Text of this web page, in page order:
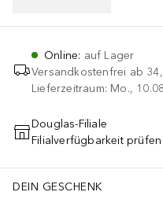
Online: auf Lager
Versandkostenfrei ab
Lieferzeitraum: Mo.,
IN DEN
Douglas-Filiale
Filialverfügbarkeit prüfen
DEIN GESCHENK